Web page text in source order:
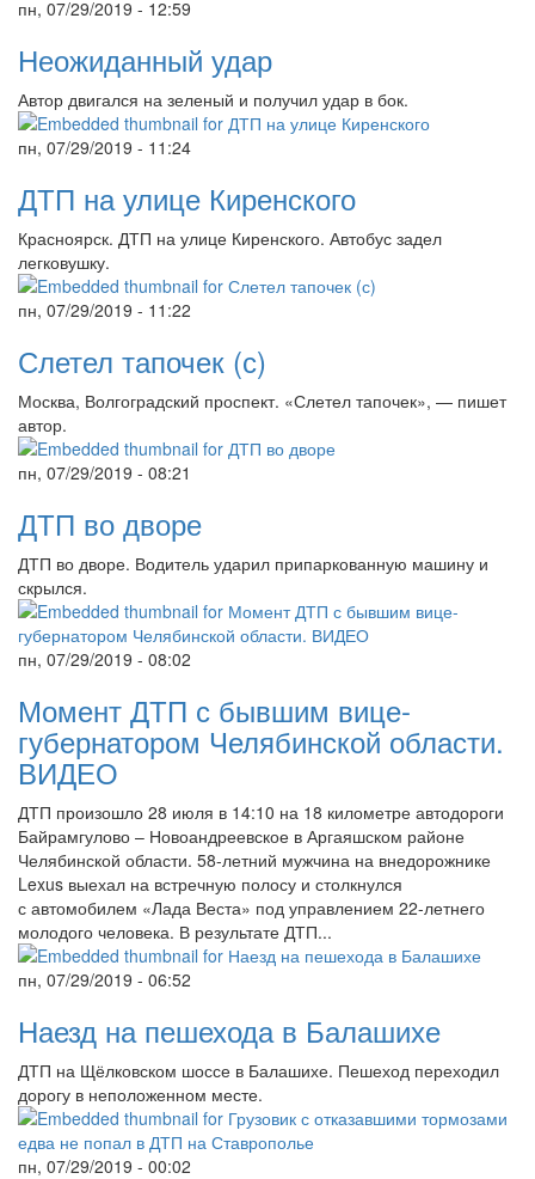
пн, 07/29/2019 - 12:59
Неожиданный удар
Автор двигался на зеленый и получил удар в бок.
пн, 07/29/2019 - 11:24
ДТП на улице Киренского
Красноярск. ДТП на улице Киренского. Автобус задел
легковушку.
пн, 07/29/2019 - 11:22
Слетел тапочек (с)
Москва, Волгоградский проспект. «Слетел тапочек», — пишет
автор.
пн, 07/29/2019 - 08:21
ДТП во дворе
ДТП во дворе. Водитель ударил припаркованную машину и
скрылся.
пн, 07/29/2019 - 08:02
Момент ДТП с бывшим вице-
губернатором Челябинской области.
ВИДЕО
ДТП произошло 28 июля в 14:10 на 18 километре автодороги
Байрамгулово – Новоандреевское в Аргаяшском районе
Челябинской области. 58-летний мужчина на внедорожнике
Lexus выехал на встречную полосу и столкнулся
с автомобилем «Лада Веста» под управлением 22-летнего
молодого человека. В результате ДТП...
пн, 07/29/2019 - 06:52
Наезд на пешехода в Балашихе
ДТП на Щёлковском шоссе в Балашихе. Пешеход переходил
дорогу в неположенном месте.
пн, 07/29/2019 - 00:02